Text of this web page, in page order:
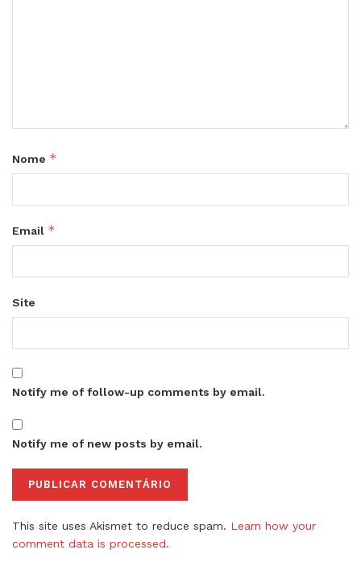
Nome *
Email *
Site
Notify me of follow-up comments by email.
Notify me of new posts by email.
This site uses Akismet to reduce spam. Learn how your
comment data is processed.